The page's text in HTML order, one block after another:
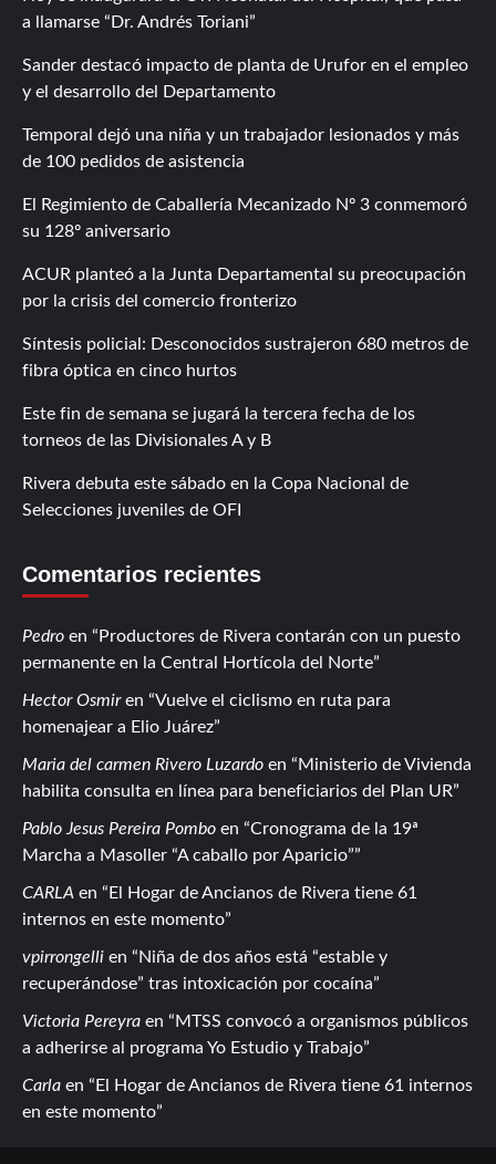
a llamarse “Dr. Andrés Toriani”
Sander destacó impacto de planta de Urufor en el empleo
y el desarrollo del Departamento
Temporal dejó una niña y un trabajador lesionados y más
de 100 pedidos de asistencia
El Regimiento de Caballería Mecanizado Nº 3 conmemoró
su 128º aniversario
ACUR planteó a la Junta Departamental su preocupación
por la crisis del comercio fronterizo
Síntesis policial: Desconocidos sustrajeron 680 metros de
fibra óptica en cinco hurtos
Este fin de semana se jugará la tercera fecha de los
torneos de las Divisionales A y B
Rivera debuta este sábado en la Copa Nacional de
Selecciones juveniles de OFI
Comentarios recientes
Pedro en
Productores de Rivera contarán con un puesto
permanente en la Central Hortícola del Norte
Hector Osmiren
Vuelve el ciclismo en ruta para
homenajear a Elio Juárez
Maria del carmen Rivero Luzardo en
Ministerio de Vivienda
habilita consulta en línea para beneficiarios del Plan UR
Pablo Jesus Pereira Pombo en
Cronograma de la 19ª
Marcha a Masoller “A caballo por Aparicio”
CARLA en
El Hogar de Ancianos de Rivera tiene 61
internos en este momento
vpirrongelli en
Niña de dos años está “estable y
recuperándose” tras intoxicación por cocaína
Victoria Pereyra en
MTSS convocó a organismos públicos
a adherirse al programa Yo Estudio y Trabajo
Carla en
El Hogar de Ancianos de Rivera tiene 61 internos
en este momento